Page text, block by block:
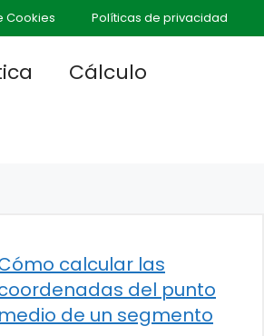
Cookies Políticas de privacidad
Cálculo
calcular las
del punto
medio de un segmento